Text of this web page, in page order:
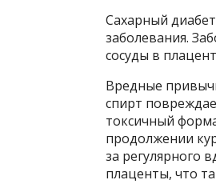
Сахарный
заболевания.
сосуды в
Вредные
спирт
токсичный
продолжении
за регулярного
плаценты, что